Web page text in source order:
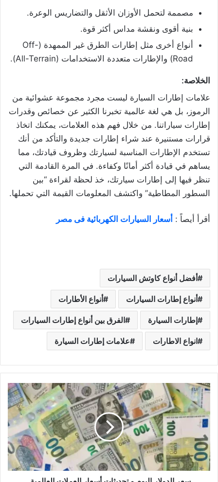
مصممة لتحمل الأوزان الأثقل والتضاريس الوعرة.
بنية أقوى ونقشة مداس أكثر قوة.
أنواع أخرى مثل إطارات الطرق غير الممهدة (Off-
Road) والإطارات متعددة الاستخدامات (All-Terrain).
الخلاصة:
علامات إطارات السيارة ليست مجرد مجموعة عشوائية من
الرموز، بل هي لغة عالمية تخبرنا الكثير عن خصائص وقدرات
إطارات سياراتنا. من خلال فهم هذه العلامات، يمكنك اتخاذ
قرارات مستنيرة عند شراء إطارات جديدة والتأكد من أنك
تستخدم الإطارات المناسبة لسيارتك وظروف قيادتك، مما
يساهم في قيادة أكثر أمانًا وكفاءة. في المرة القادمة التي
تنظر فيها إلى إطارات سيارتك، خذ لحظة لقراءة “بين
السطور المطاطية” واكتشف المعلومات القيمة التي تحملها.
أقرأ أيصاً : أسعار السيارات الكهربائية فى مصر
أفضل أنواع كاوتش السيارات
أنواع إطارات السيارات أنواع الأطارات
إطارات السيارة الفرق بين أنواع إطارات السيارات
انواع الاطارات علامات إطارات السيارة
س
ا
ل
د
و
ل
ا